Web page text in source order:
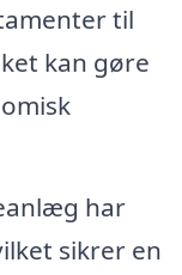
til
kan gøre
har
sikrer en